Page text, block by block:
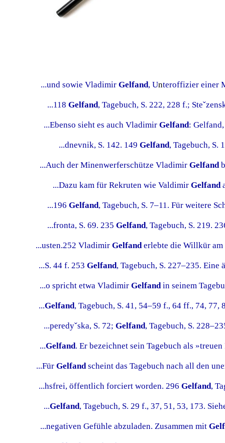
...und sowie Vladimir Gelfand, Unteroffizier einer
...118 Gelfand, Tagebuch, S. 222, 228 f.;
...Ebenso sieht es auch Vladimir Gelfand: Gelfand,
...dnevnik, S. 142. 149 Gelfand, Tagebuch, S.
...Auch der Minenwerferschütze Vladimir Gelfand
...Dazu kam für Rekruten wie Valdimir Gelfand
...196 Gelfand, Tagebuch, S. 7–11. Für weitere
...fronta, S. 69. 235 Gelfand, Tagebuch, S. 219.
...usten.252 Vladimir Gelfanderlebte die Willkür am
...S. 44 f. 253 Gelfand, Tagebuch, S. 227–235. Eine
...o spricht etwa Vladimir Gelfandin seinem
...Gelfand, Tagebuch, S. 41, 54–59 f., 64 ff., 74, 77,
...peredyˇska, S. 72; Gelfand, Tagebuch, S.
...Gelfand. Er bezeichnet sein Tagebuch als »treuen
...Für Gelfandscheint das Tagebuch nach all den
...hsfrei, öffentlich forciert worden. 296 Gelfand,
...Gelfand, Tagebuch, S. 29 f., 37, 51, 53, 173.
...negativen Gefühle abzuladen. Zusammen mit